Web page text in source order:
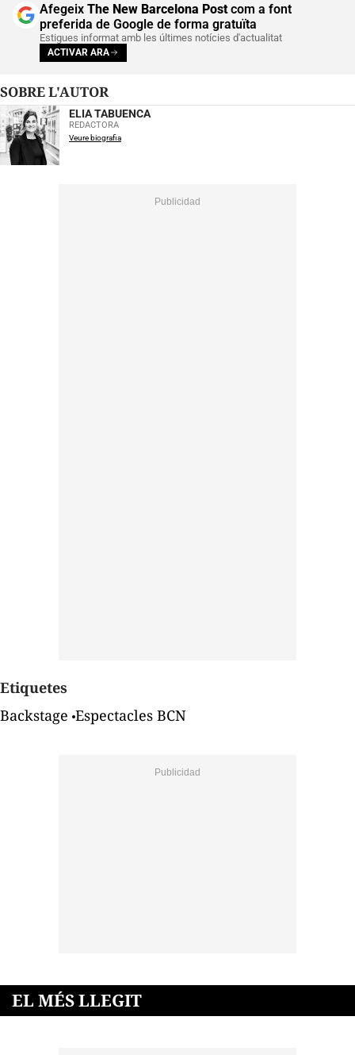
Afegeix The New Barcelona Postcom a font
preferida de Google de forma gratuïta
Estigues informat amb les últimes notícies d'actualitat
ACTIVAR ARA
SOBRE L'AUTOR
ELIA TABUENCA
REDACTORA
Veure biografia
Etiquetes
Backstage Espectacles BCN
EL MÉS LLEGIT